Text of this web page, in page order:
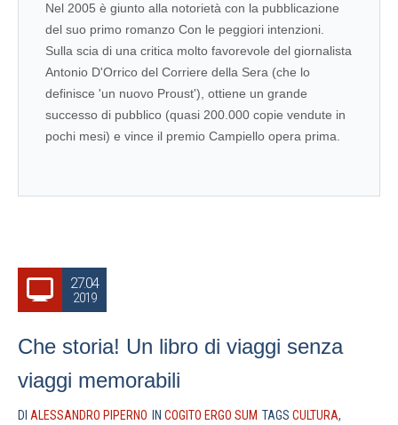
Nel 2005 è giunto alla notorietà con la pubblicazione
del suo primo romanzo Con le peggiori intenzioni.
Sulla scia di una critica molto favorevole del giornalista
Antonio D'Orrico del Corriere della Sera (che lo
definisce 'un nuovo Proust'), ottiene un grande
successo di pubblico (quasi 200.000 copie vendute in
pochi mesi) e vince il premio Campiello opera prima.
27.04
2019
Che storia! Un libro di viaggi senza
viaggi memorabili
DI ALESSANDRO PIPERNO IN COGITO ERGO SUM TAGS CULTURA,